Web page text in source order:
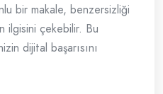
bir makale, benzersizliği
ilgisini çekebilir. Bu
dijital başarısını